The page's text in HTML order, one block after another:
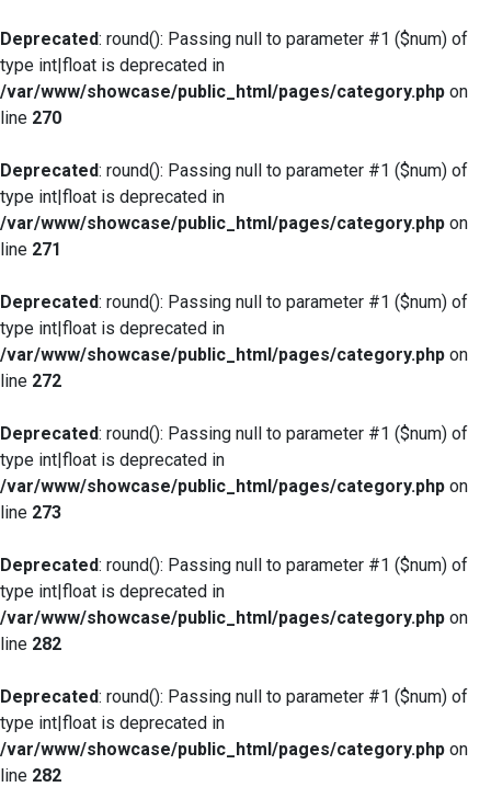
Deprecated: round(): Passing null to parameter #1 ($num) of
type int|float is deprecated in
/var/www/showcase/public_html/pages/category.php on
line 270
Deprecated: round(): Passing null to parameter #1 ($num) of
type int|float is deprecated in
/var/www/showcase/public_html/pages/category.php on
line 271
Deprecated: round(): Passing null to parameter #1 ($num) of
type int|float is deprecated in
/var/www/showcase/public_html/pages/category.php on
line 272
Deprecated: round(): Passing null to parameter #1 ($num) of
type int|float is deprecated in
/var/www/showcase/public_html/pages/category.php on
line 273
Deprecated: round(): Passing null to parameter #1 ($num) of
type int|float is deprecated in
/var/www/showcase/public_html/pages/category.php on
line 282
Deprecated: round(): Passing null to parameter #1 ($num) of
type int|float is deprecated in
/var/www/showcase/public_html/pages/category.php on
line 282